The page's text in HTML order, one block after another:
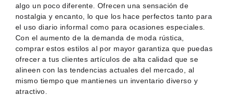
algo un poco diferente. Ofrecen una sensación de
nostalgia y encanto, lo que los hace perfectos tanto para
el uso diario informal como para ocasiones especiales.
Con el aumento de la demanda de moda rústica,
comprar estos estilos al por mayor garantiza que puedas
ofrecer a tus clientes artículos de alta calidad que se
alineen con las tendencias actuales del mercado, al
mismo tiempo que mantienes un inventario diverso y
atractivo.